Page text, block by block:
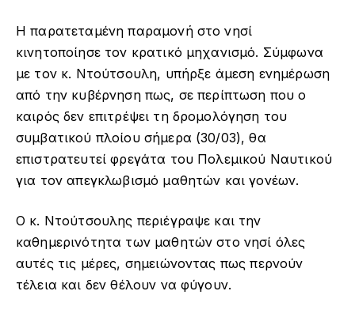
Η παρατεταμένη παραμονή στο νησί
κινητοποίησε τον κρατικό μηχανισμό. Σύμφωνα
με τον κ. Ντούτσουλη, υπήρξε άμεση ενημέρωση
από την κυβέρνηση πως, σε περίπτωση που ο
καιρός δεν επιτρέψει τη δρομολόγηση του
συμβατικού πλοίου σήμερα (30/03), θα
επιστρατευτεί φρεγάτα του Πολεμικού Ναυτικού
για τον απεγκλωβισμό μαθητών και γονέων.
Ο κ. Ντούτσουλης περιέγραψε και την
καθημερινότητα των μαθητών στο νησί όλες
αυτές τις μέρες, σημειώνοντας πως περνούν
τέλεια και δεν θέλουν να φύγουν.